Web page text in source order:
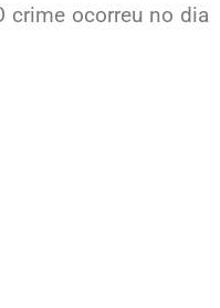
crime ocorreu no dia